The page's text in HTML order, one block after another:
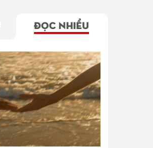
ĐỌC NHIỀU